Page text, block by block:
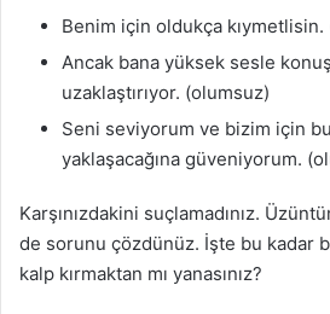
Benim için oldukça kıymetlisin.
Ancak bana yüksek sesle
uzaklaştırıyor. (olumsuz)
Seni seviyorum ve bizim için
yaklaşacağına güveniyorum.
Karşınızdakini suçlamadınız.
de sorunu çözdünüz. İşte bu kadar
kalp kırmaktan mı yanasınız?